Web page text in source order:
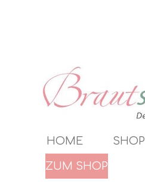
HOME SHOP
ZUM SHOP